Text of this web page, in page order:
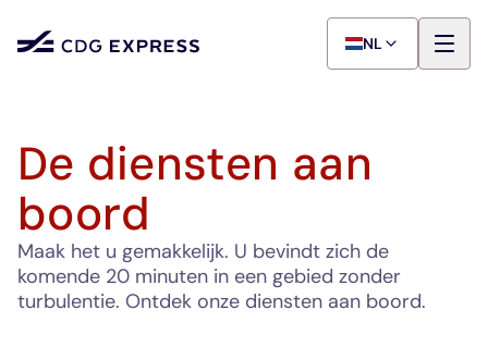
NL
De diensten aan
boord
Maak het u gemakkelijk. U bevindt zich de
komende 20 minuten in een gebied zonder
turbulentie. Ontdek onze diensten aan boord.